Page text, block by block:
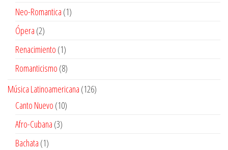
productos
Neo-Romantica 11
Ópera 22
productos
Renacimiento 11
producto
Romanticismo 88
Música Latinoamericana 126126
Canto Nuevo 1010
Afro-Cubana 33
Bachata 11